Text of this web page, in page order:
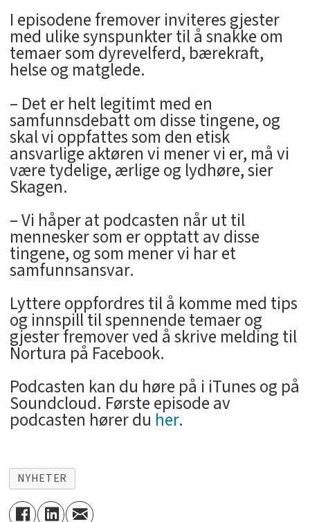
I episodene fremover inviteres gjester
med ulike synspunkter til å snakke om
temaer som dyrevelferd, bærekraft,
helse og matglede.
– Det er helt legitimt med en
samfunnsdebatt om disse tingene, og
skal vi oppfattes som den etisk
ansvarlige aktøren vi mener vi er, må vi
være tydelige, ærlige og lydhøre, sier
Skagen.
– Vi håper at podcasten når ut til
mennesker som er opptatt av disse
tingene, og som mener vi har et
samfunnsansvar.
Lyttere oppfordres til å komme med tips
og innspill til spennende temaer og
gjester fremover ved å skrive melding til
Nortura på Facebook.
Podcasten kan du høre på i iTunes og på
Soundcloud. Første episode av
podcasten hører du her.
NYHETER